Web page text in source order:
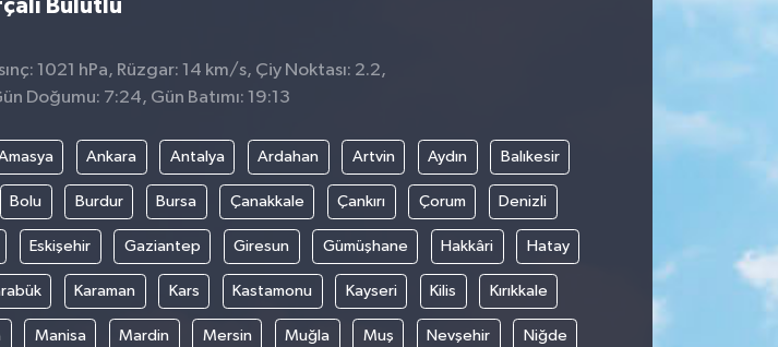
Bulutlu
1021 hPa, Rüzgar: 14 km/s, Çiy Noktası: 2.2,
Doğumu: 7:24, Gün Batımı: 19:13
Ankara Antalya Ardahan Artvin Aydın Balıkesir
Bolu Burdur Bursa Çanakkale Çankırı Çorum Denizli
Eskişehir Gaziantep Giresun Gümüşhane Hakkâri Hatay
Karaman Kars Kastamonu Kayseri Kilis Kırıkkale
Manisa Mardin Mersin Muğla Muş Nevşehir Niğde